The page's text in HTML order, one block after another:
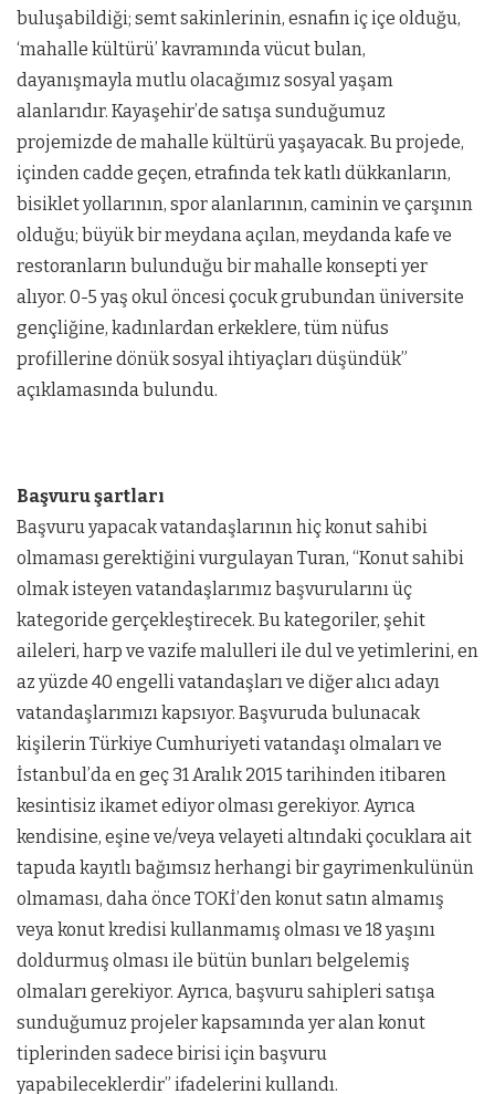
buluşabildiği; semt sakinlerinin, esnafın iç içe olduğu,
‘mahalle kültürü’ kavramında vücut bulan,
dayanışmayla mutlu olacağımız sosyal yaşam
alanlarıdır. Kayaşehir’de satışa sunduğumuz
projemizde de mahalle kültürü yaşayacak. Bu projede,
içinden cadde geçen, etrafında tek katlı dükkanların,
bisiklet yollarının, spor alanlarının, caminin ve çarşının
olduğu; büyük bir meydana açılan, meydanda kafe ve
restoranların bulunduğu bir mahalle konsepti yer
alıyor. 0-5 yaş okul öncesi çocuk grubundan üniversite
gençliğine, kadınlardan erkeklere, tüm nüfus
profillerine dönük sosyal ihtiyaçları düşündük”
açıklamasında bulundu.
Başvuru şartları
Başvuru yapacak vatandaşlarının hiç konut sahibi
olmaması gerektiğini vurgulayan Turan, “Konut sahibi
olmak isteyen vatandaşlarımız başvurularını üç
kategoride gerçekleştirecek. Bu kategoriler, şehit
aileleri, harp ve vazife malulleri ile dul ve yetimlerini, en
az yüzde 40 engelli vatandaşları ve diğer alıcı adayı
vatandaşlarımızı kapsıyor. Başvuruda bulunacak
kişilerin Türkiye Cumhuriyeti vatandaşı olmaları ve
İstanbul’da en geç 31 Aralık 2015 tarihinden itibaren
kesintisiz ikamet ediyor olması gerekiyor. Ayrıca
kendisine, eşine ve/veya velayeti altındaki çocuklara ait
tapuda kayıtlı bağımsız herhangi bir gayrimenkulünün
olmaması, daha önce TOKİ’den konut satın almamış
veya konut kredisi kullanmamış olması ve 18 yaşını
doldurmuş olması ile bütün bunları belgelemiş
olmaları gerekiyor. Ayrıca, başvuru sahipleri satışa
sunduğumuz projeler kapsamında yer alan konut
tiplerinden sadece birisi için başvuru
yapabileceklerdir” ifadelerini kullandı.